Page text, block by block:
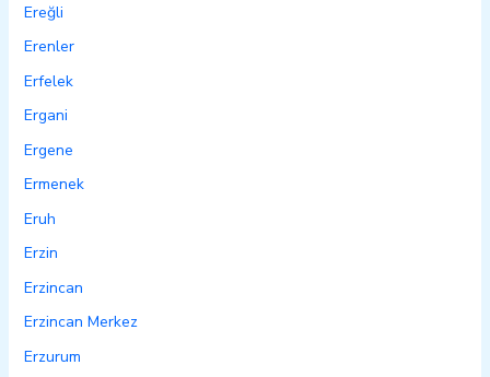
Ereğli
Erenler
Erfelek
Ergani
Ergene
Ermenek
Eruh
Erzin
Erzincan
Erzincan Merkez
Erzurum